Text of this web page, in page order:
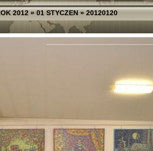
2012»01 STYCZEN»20120120